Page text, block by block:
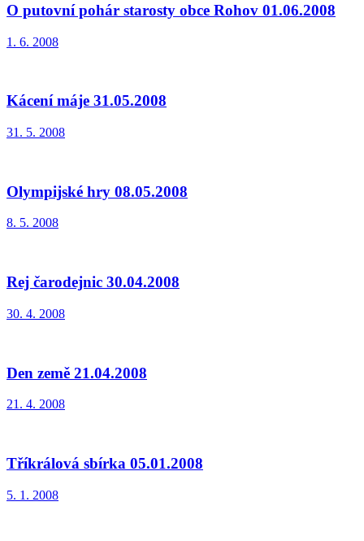
O putovní pohár starosty obce Rohov 01.06.2008
1. 6. 2008
Kácení máje 31.05.2008
31. 5. 2008
Olympijské hry 08.05.2008
8. 5. 2008
Rej čarodejnic 30.04.2008
30. 4. 2008
Den země 21.04.2008
21. 4. 2008
Tříkrálová sbírka 05.01.2008
5. 1. 2008